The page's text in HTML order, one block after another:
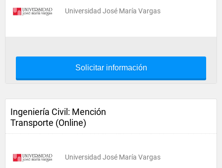
Universidad José María Vargas
Solicitar información
Ingeniería Civil: Mención
Transporte (Online)
Universidad José María Vargas